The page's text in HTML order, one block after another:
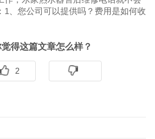
1、您公司可以提供吗？费用是如何收
得这篇文章怎么样？
2